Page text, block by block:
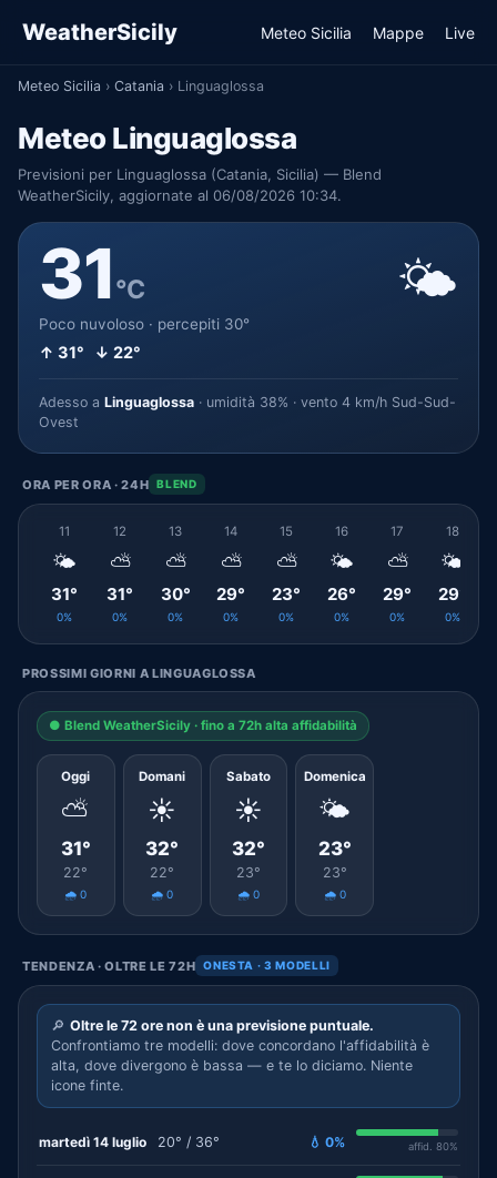
WeatherSicily Meteo Sicilia Mappe Live
Meteo Sicilia › Catania › Linguaglossa
Meteo Linguaglossa
Previsioni per Linguaglossa (Catania, Sicilia) — Blend
WeatherSicily, aggiornate al 06/08/2026 10:34.
31°C
Poco nuvoloso · percepiti 30°
↑ 31° ↓ 22°
🌤️
Adesso a Linguaglossa · umidità 38% · vento 4 km/h Sud-Sud-
Ovest
ORA PER ORA · 24H BLEND
11
🌤️
31°
0%
12
⛅
31°
0%
13
⛅
30°
0%
14
⛅
29°
0%
15
⛅
23°
0%
16
🌤️
26°
0%
17
⛅
29°
0%
18
🌤️
29°
0%
PROSSIMI GIORNI A LINGUAGLOSSA
● Blend WeatherSicily · fino a 72h alta affidabilità
Oggi
⛅
31°
22°
🌧️ 0
Domani
☀️
32°
22°
🌧️ 0
Sabato
☀️
32°
23°
🌧️ 0
Domenica
🌤️
23°
23°
🌧️ 0
TENDENZA · OLTRE LE 72H ONESTA · 3 MODELLI
🔎 Oltre le 72 ore non è una previsione puntuale.
Confrontiamo tre modelli: dove concordano l'affidabilità è
alta, dove divergono è bassa — e te lo diciamo. Niente
icone finte.
martedì 14 luglio 20° / 36° 💧 0% affid. 80%